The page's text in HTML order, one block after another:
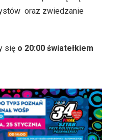
oraz zwiedzanie
się o 20:00 światełkiem